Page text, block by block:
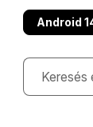
Android
Gépelés